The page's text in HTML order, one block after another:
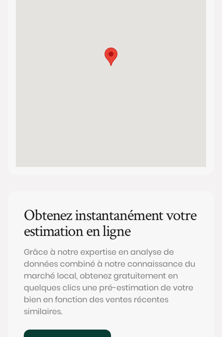
Obtenez instantanément votre
estimation en ligne
Grâce à notre expertise en analyse de
données combiné à notre connaissance du
marché local, obtenez gratuitement en
quelques clics une pré-estimation de votre
bien en fonction des ventes récentes
similaires.